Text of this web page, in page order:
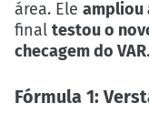
área. Ele ampliou
final testou o
checagem do VAR.
Fórmula 1: